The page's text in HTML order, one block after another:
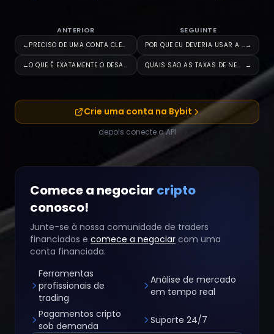
ANTERIOR
← PRECISO DE UMA CONTA CLEO PARA
← O QUE É EXATAMENTE O DESAFIO D
SEGUINTE
POR QUE EU DEVERIA USAR A CLEO→
QUAIS SÃO AS TAXAS DE NEGOCIAÇ →
Crie uma conta na Bybit
depois conecte a API
Comece a negociar cripto
conosco!
Junte-se à nossa comunidade de traders
financiados e comece a negociar com uma
conta financiada.
Ferramentas
profissionais de
trading
Análise de mercado
em tempo real
Pagamentos cripto
sob demanda
Suporte 24/7